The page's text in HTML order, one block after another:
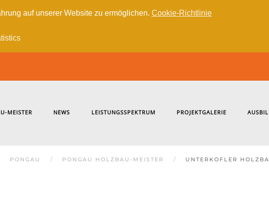
auf unserer Website zu ermöglichen. Cookie-Richtlinie
MEISTER NEWS LEISTUNGSSPEKTRUM PROJEKTGALERIE
PONGAU PONGAU HOLZBAU-MEISTER UNTERKOFLER